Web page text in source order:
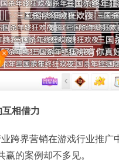
相借力
跨界营销在游戏行业推广
的案例却不多见。